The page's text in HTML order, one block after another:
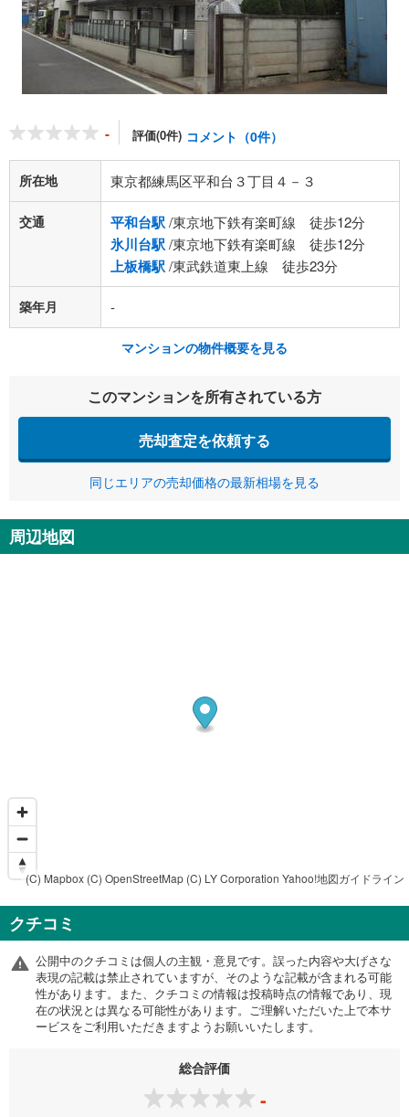
- 評価(0件) コメント（0件）
所在地 東京都練馬区平和台３丁目４－３
交通 平和台駅/東京地下鉄有楽町線 徒歩12分
氷川台駅/東京地下鉄有楽町線 徒歩12分
上板橋駅/東武鉄道東上線 徒歩23分
築年月 -
マンションの物件概要を見る
このマンションを所有されている方
売却査定を依頼する
同じエリアの売却価格の最新相場を見る
周辺地図
(C) Mapbox (C) OpenStreetMap (C) LY Corporation Yahoo!地図ガイドライン
クチコミ
公開中のクチコミは個人の主観・意見です。誤った内容や大げさな
表現の記載は禁止されていますが、そのような記載が含まれる可能
性があります。また、クチコミの情報は投稿時点の情報であり、現
在の状況とは異なる可能性があります。ご理解いただいた上で本サ
ービスをご利用いただきますようお願いいたします。
総合評価
-